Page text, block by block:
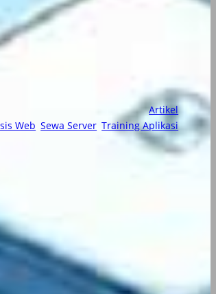
Artikel
Web , Sewa Server , Training Aplikasi